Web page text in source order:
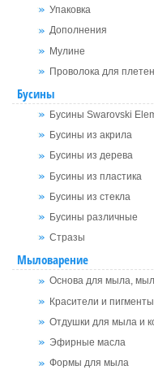
Упаковка
Дополнения
Мулине
Проволока для
Бусины
Бусины Swarovski
Бусины из акрила
Бусины из дерева
Бусины из пластика
Бусины из стекла
Бусины различные
Стразы
Мыловарение
Основа для мыла,
Красители и
Отдушки для мыла и
Эфирные масла
Формы для мыла